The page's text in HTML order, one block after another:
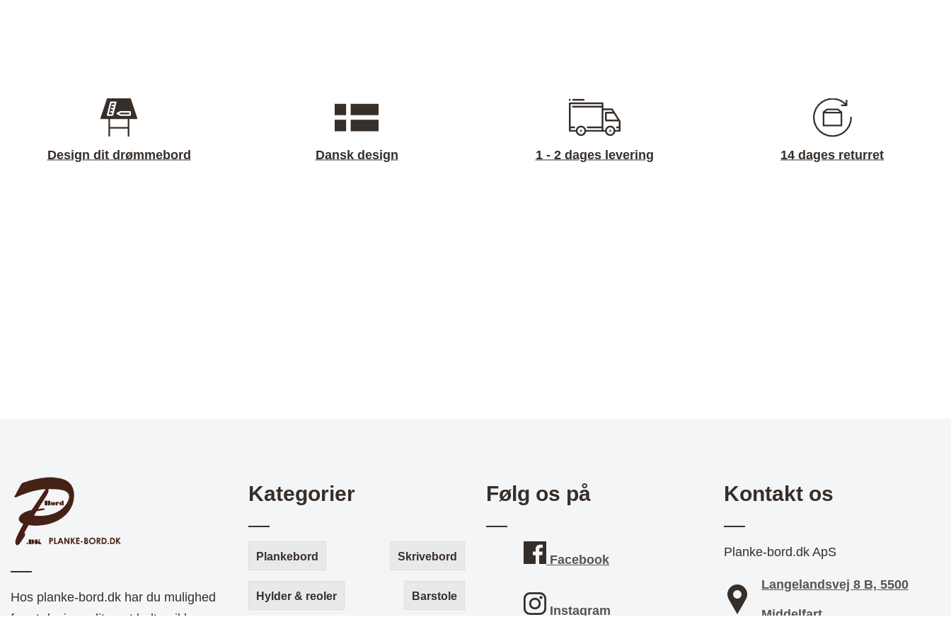
Design dit drømmebord Dansk design 1 - 2 dages levering 14 dages returret
Hos planke-bord.dk har du mulighed
for at designe dit eget helt unikke og
Kategorier
Plankebord Skrivebord
Hylder & reoler Barstole
Følg os på
Facebook
Instagram
Kontakt os
Planke-bord.dk ApS
Langelandsvej 8 B, 5500
Middelfart